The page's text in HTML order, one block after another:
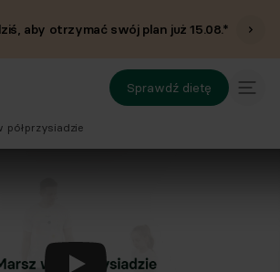
aby otrzymać swój plan już15.08.*
Sprawdź dietę
półprzysiadzie